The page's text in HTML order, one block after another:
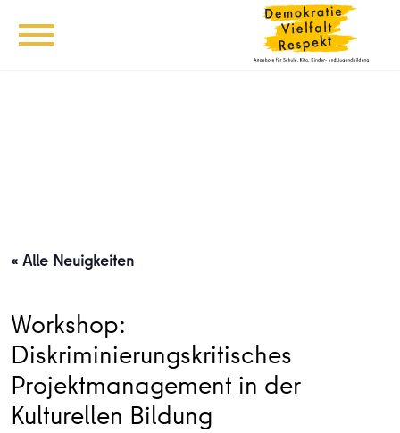
« Alle Neuigkeiten
Workshop:
Diskriminierungskritisches
Projektmanagement in der
Kulturellen Bildung